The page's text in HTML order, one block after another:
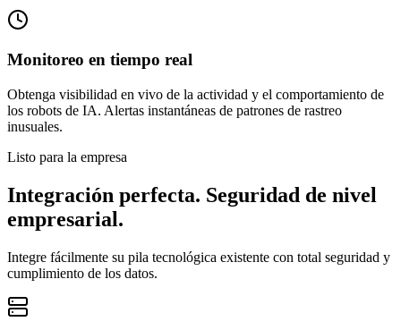
Monitoreo en tiempo real
Obtenga visibilidad en vivo de la actividad y el comportamiento de
los robots de IA. Alertas instantáneas de patrones de rastreo
inusuales.
Listo para la empresa
Integración perfecta. Seguridad de nivel
empresarial.
Integre fácilmente su pila tecnológica existente con total seguridad y
cumplimiento de los datos.